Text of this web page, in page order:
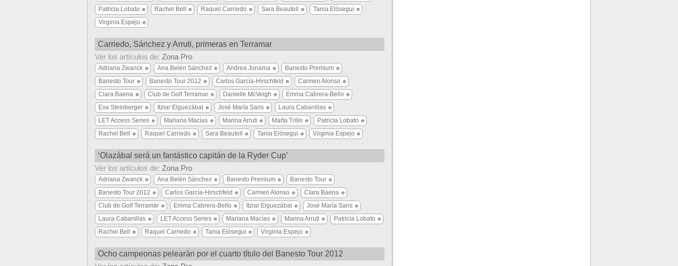
Patricia Lobato
Rachel Bell Raquel Carriedo Sara Beautell
Tania Elósegui
Virginia Espejo
Carriedo, Sánchez y Arruti, primeras en Terramar
Ver los artículos de: Zona Pro
Adriana Zwanck Ana Belén Sánchez Andrea Jonama
Banesto Premium
Banesto Tour
Banesto Tour 2012 Carlos García-Hirschfeld
Carmen Alonso
Clara Baena
Club de Golf Terramar Danielle McVeigh
Emma Cabrera-Bello
Eva Steinberger
Itziar Elguezábal José María Sans
Laura Cabanillas
LET Access Series
Mariana Macías Marina Arruti Marta Trillo
Patricia Lobato
Rachel Bell
Raquel Carriedo Sara Beautell Tania Elósegui Virginia Espejo
‘Olazábal será un fantástico capitán de la Ryder Cup’
Ver los artículos de: Zona Pro
Adriana Zwanck Ana Belén Sánchez Banesto Premium
Banesto Tour
Banesto Tour 2012
Carlos García-Hirschfeld Carmen Alonso
Clara Baena
Club de Golf Terramar
Emma Cabrera-Bello Itziar Elguezábal
José María Sans
Laura Cabanillas
LET Access Series Mariana Macías Marina Arruti
Patricia Lobato
Rachel Bell
Raquel Carriedo Tania Elósegui Virginia Espejo
Ocho campeonas pelearán por el cuarto título del Banesto Tour 2012